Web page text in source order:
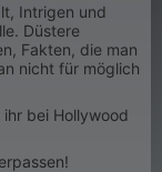
Intrigen und
Düstere
Fakten, die man
nicht für möglich
ihr bei Hollywood